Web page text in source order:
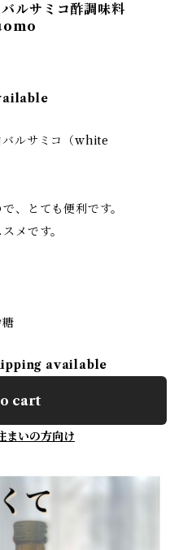
ルサミコ酢調味料
バルサミコ（white
、とても便利です。
メです。
available
cart
まいの方向け